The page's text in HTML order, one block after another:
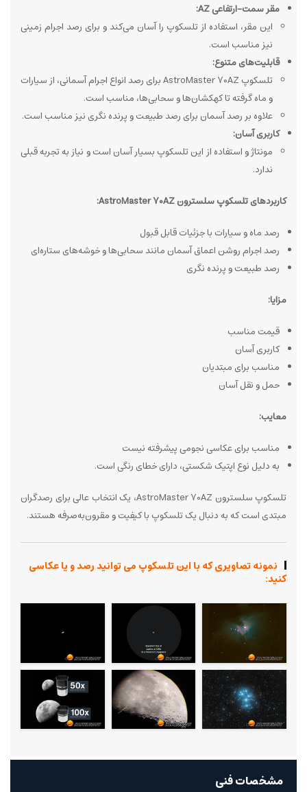
مقر سمت-ارتفاعی AZ:
این مقر، استفاده از تلسکوپ را آسان می‌کند و برای رصد اجرام زمینی
نیز مناسب است.
قابلیت‌های متنوع:
تلسکوپ AstroMaster 70AZ برای رصد انواع اجرام آسمانی، از سیارات
و ماه گرفته تا کهکشان‌ها و سحابی‌ها، مناسب است.
علاوه بر رصد آسمان برای رصد طبیعت و پرنده نگری نیز مناسب است.
کاربری آسان:
مونتاژ و استفاده از این تلسکوپ بسیار آسان است و نیاز به تجربه قبلی
ندارد.
کاربردهای تلسکوپ سلسترون AstroMaster 70AZ:
رصد ماه و سیارات با جزئیات قابل قبول
رصد اجرام روشن اعماق آسمان مانند سحابی‌ها و خوشه‌های ستاره‌ای
رصد طبیعت و پرنده نگری
مزایا:
قیمت مناسب
کاربری آسان
مناسب برای مبتدیان
حمل و نقل آسان
معایب:
مناسب برای عکاسی نجومی پیشرفته نیست
به دلیل نوع اپتیک شکستی، دارای خطای رنگی است.
تلسکوپ سلسترون AstroMaster 70AZ، یک انتخاب عالی برای رصدگران
مبتدی است که به دنبال یک تلسکوپ با کیفیت و مقرون‌به‌صرفه هستند.
نمونه تصاویری که با این تلسکوپ می توانید رصد و یا عکاسی
کنید:
مشخصات فنی